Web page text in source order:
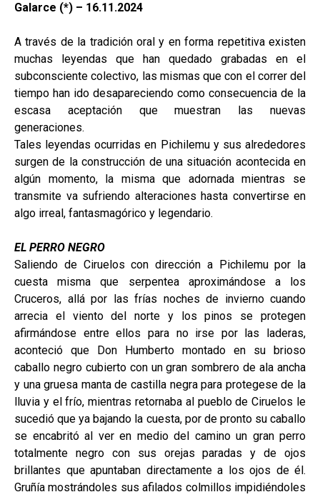
Galarce (*) – 16.11.2024
A través de la tradición oral y en forma repetitiva existen
muchas leyendas que han quedado grabadas en el
subconsciente colectivo, las mismas que con el correr del
tiempo han ido desapareciendo como consecuencia de la
escasa aceptación que muestran las nuevas
generaciones.
Tales leyendas ocurridas en Pichilemu y sus alrededores
surgen de la construcción de una situación acontecida en
algún momento, la misma que adornada mientras se
transmite va sufriendo alteraciones hasta convertirse en
algo irreal, fantasmagórico y legendario.
EL PERRO NEGRO
Saliendo de Ciruelos con dirección a Pichilemu por la
cuesta misma que serpentea aproximándose a los
Cruceros, allá por las frías noches de invierno cuando
arrecia el viento del norte y los pinos se protegen
afirmándose entre ellos para no irse por las laderas,
aconteció que Don Humberto montado en su brioso
caballo negro cubierto con un gran sombrero de ala ancha
y una gruesa manta de castilla negra para protegese de la
lluvia y el frío, mientras retornaba al pueblo de Ciruelos le
sucedió que ya bajando la cuesta, por de pronto su caballo
se encabritó al ver en medio del camino un gran perro
totalmente negro con sus orejas paradas y de ojos
brillantes que apuntaban directamente a los ojos de él.
Gruñía mostrándoles sus afilados colmillos impidiéndoles